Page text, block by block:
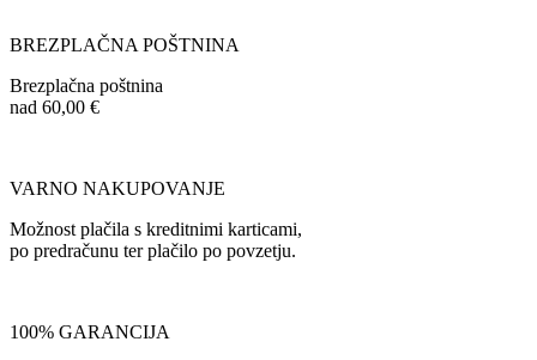
BREZPLAČNA POŠTNINA
Brezplačna poštnina
nad 60,00 €
VARNO NAKUPOVANJE
Možnost plačila s kreditnimi karticami,
po predračunu ter plačilo po povzetju.
100% GARANCIJA